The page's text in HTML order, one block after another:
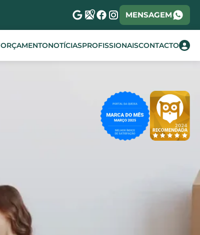
MENSAGEM
ORÇAMENTONOTÍCIASPROFISSIONAISCONTACTO